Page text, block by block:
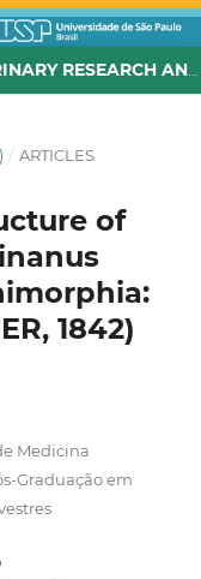
BRAZILIAN JOURNAL OF VETERINARY RESEARCH AND ANIMAL SCIENCE
/ ARTICLES
of
1842)
Medicina
Graduação em